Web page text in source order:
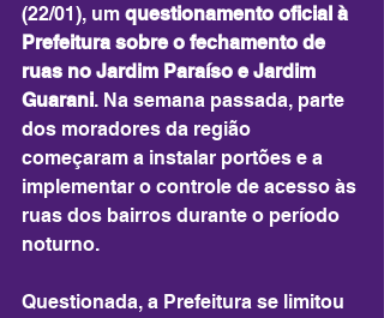
(22/01), um questionamento oficial à
Prefeitura sobre o fechamento de
ruas no Jardim Paraíso e Jardim
Guarani. Na semana passada, parte
dos moradores da região
começaram a instalar portões e a
implementar o controle de acesso às
ruas dos bairros durante o período
noturno.
Questionada, a Prefeitura se limitou